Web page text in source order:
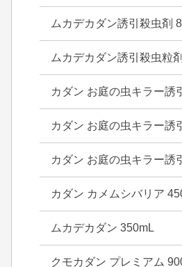
ムカデカダン誘引殺虫剤
ムカデカダン誘引殺虫粒
カダン お庭の虫キラー誘
カダン お庭の虫キラー誘
カダン お庭の虫キラー誘
カダン カメムシバリア
ムカデカダン 350mL
クモカダン プレミアム